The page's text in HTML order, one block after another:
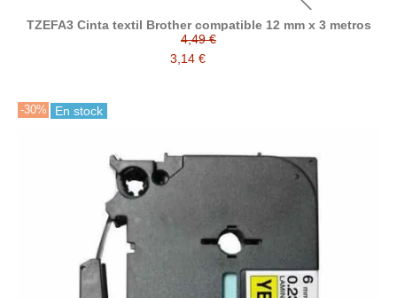
TZEFA3 Cinta textil Brother compatible 12 mm x 3 metros
4,49 €
3,14 €
-30% En stock